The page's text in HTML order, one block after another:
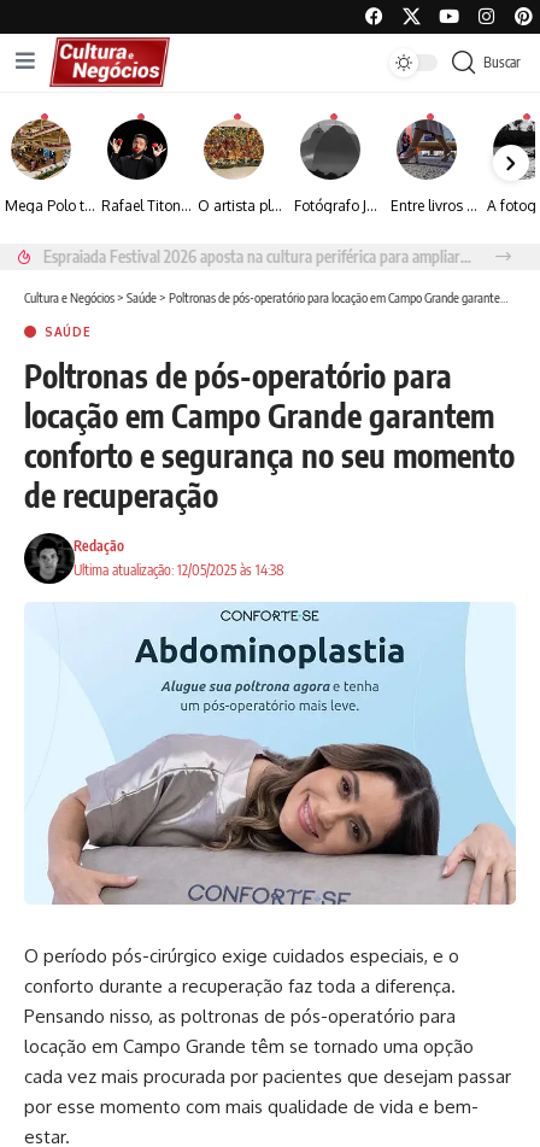
Buscar
Mega Polo transforma lançamento de coleção em plataforma nacional de negócios e projeta crescimento de mais de 15% Rafael Titonelly leva magia e acolhimento a crianças em tratamento oncológico em Juiz de Fora O artista plástico Jorge Luiz transforma sustentabilidade e criatividade em arte contemporânea Fotógrafo José Roberto apresenta um olhar sensível sobre arquitetura, formas e luz na fotografia Entre livros e fotografia autoral, Sebastião Reis consolida uma trajetória marcada pelo olhar artístico
Espraiada Festival 2026 aposta na cultura periférica para ampliar oportunidades na zona sul
Cultura e Negócios> Saúde> Poltronas de pós-operatório para locação em Campo Grande garantem conforto e segurança no seu momento de recuperação
SAÚDE
Poltronas de pós-operatório para
locação em Campo Grande garantem
conforto e segurança no seu momento
de recuperação
Ultima atualização: 12/05/2025 às 14:38
Redação
O período pós-cirúrgico exige cuidados especiais, e o
conforto durante a recuperação faz toda a diferença.
Pensando nisso, as poltronas de pós-operatório para
locação em Campo Grande têm se tornado uma opção
cada vez mais procurada por pacientes que desejam passar
por esse momento com mais qualidade de vida e bem-
estar.